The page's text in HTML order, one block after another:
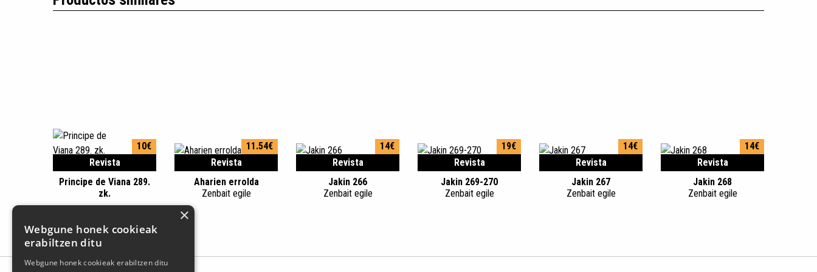
Revista
10€
Principe de Viana 289.
zk.
Revista
11.54€
Aharien errolda
Zenbait egile
Revista
14€
Jakin 266
Zenbait egile
Revista
19€
Jakin 269-270
Zenbait egile
Revista
14€
Jakin 267
Zenbait egile
Revista
14€
Jakin 268
Zenbait egile
×
Webgune honek cookieak
erabiltzen ditu
Webgune honek cookieak erabiltzen ditu